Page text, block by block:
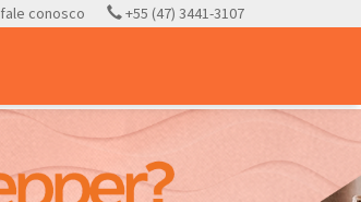
fale conosco +55 (47) 3441-3107